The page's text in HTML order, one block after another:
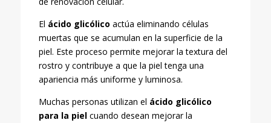
El ácido glicólico actúa eliminando células
muertas que se acumulan en la superficie de la
piel. Este proceso permite mejorar la textura del
rostro y contribuye a que la piel tenga una
apariencia más uniforme y luminosa.
Muchas personas utilizan el ácido glicólico
para la pielcuando desean mejorar la